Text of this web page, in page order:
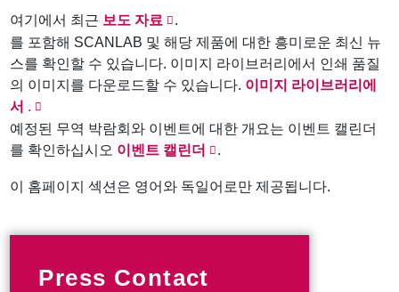
여기에서 최근 보도 자료
.
를 포함해 SCANLAB 및 해당 제품에 대한 흥미로운 최신 뉴
스를 확인할 수 있습니다. 이미지 라이브러리에서 인쇄 품질
의 이미지를 다운로드할 수 있습니다. 이미지 라이브러리에
서 .
예정된 무역 박람회와 이벤트에 대한 개요는 이벤트 캘린더
를 확인하십시오 이벤트 캘린더 .
이 홈페이지 섹션은 영어와 독일어로만 제공됩니다.
Press Contact